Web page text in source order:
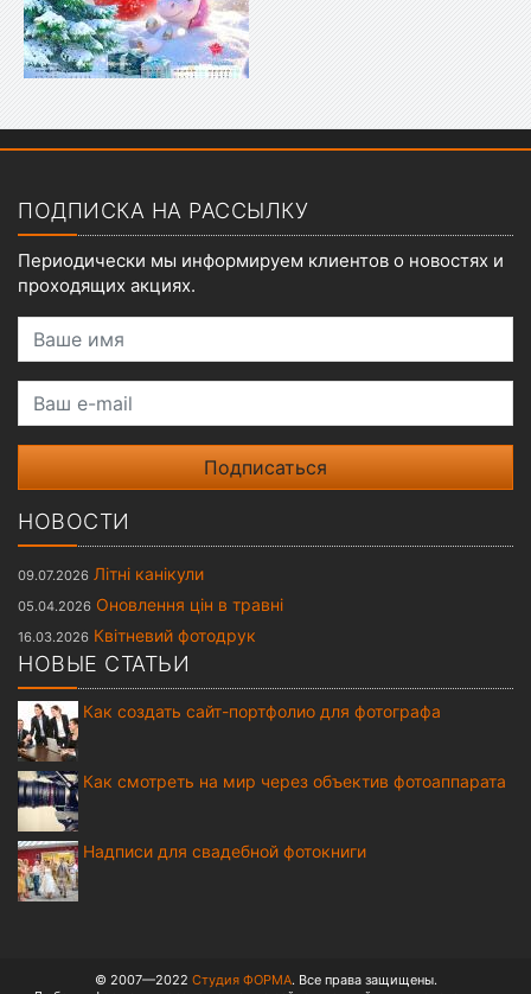
ПОДПИСКА НА РАССЫЛКУ
Периодически мы информируем клиентов о новостях и
проходящих акциях.
Ваше имя
Ваш e-mail
НОВОСТИ
09.07.2026 Літні канікули
05.04.2026 Оновлення цін в травні
16.03.2026 Квітневий фотодрук
НОВЫЕ СТАТЬИ
Как создать сайт-портфолио для фотографа
Как смотреть на мир через объектив фотоаппарата
Надписи для свадебной фотокниги
© 2007—2022 Студия ФОРМА. Все права защищены.